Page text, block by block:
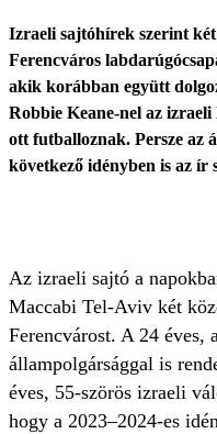
Izraeli sajtóhírek szerint két
Ferencváros
akik korábban együtt
Robbie Keane-nel az
ott futballoznak. Persze az
következő idényben is az ír
Az izraeli sajtó a
Maccabi Tel-Aviv két
Ferencvárost. A 24
állampolgársággal is
éves, 55-szörös izraeli
hogy a 2023–2024-es